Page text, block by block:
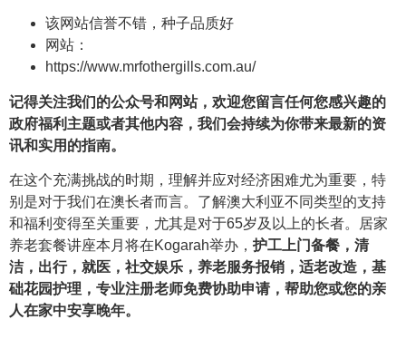
该网站信誉不错，种子品质好
网站：
https://www.mrfothergills.com.au/
记得关注我们的公众号和网站，欢迎您留言任何您感兴趣的
政府福利主题或者其他内容，我们会持续为你带来最新的资
讯和实用的指南。
在这个充满挑战的时期，理解并应对经济困难尤为重要，特
别是对于我们在澳长者而言。了解澳大利亚不同类型的支持
和福利变得至关重要，尤其是对于65岁及以上的长者。居家
养老套餐讲座本月将在Kogarah举办， 护工上门备餐，清
洁，出行，就医，社交娱乐，养老服务报销，适老改造，基
础花园护理，专业注册老师免费协助申请，帮助您或您的亲
人在家中安享晚年。